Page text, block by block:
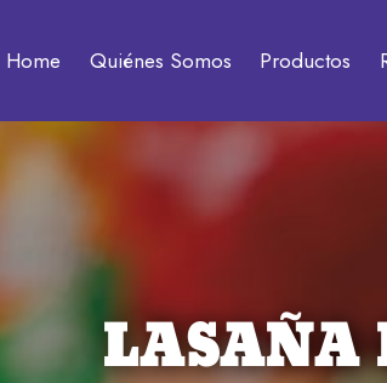
Home Quiénes Somos Productos
LASAÑA